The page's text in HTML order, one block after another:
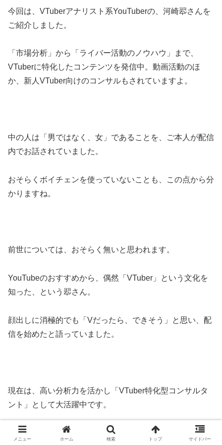
今回は、VTuberアナリスト系YouTuberの、河崎翆さんを
ご紹介しました。
「市場分析」から「ライバー活動のノウハウ」まで、
VTuberに特化したコンテンツを発信中。動画活動のほ
か、新人VTuber向けのコンサルもされていますよ。
中の人は「男ではなく、女」であることを、ご本人が配信
内でお話されていました。
おそらくボイチェンを使っていないことも、この点から分
かりますね。
前世については、おそらく無いと思われます。
YouTubeのおすすめから、偶然「VTuber」という文化を
知った、という翆さん。
顔出しに消極的でも「Vだったら、できそう」と思い、配
信を始めたと語っていました。
現在は、高い分析力を活かし「VTuber特化型コンサルタ
ント」として大活躍中です。
今後の活動にも要注目ですね。
メニュー ホーム 検索 トップ サイドバー